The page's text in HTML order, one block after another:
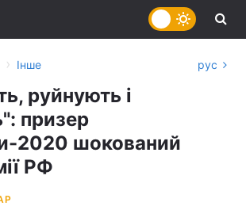
› Інше рус
руйнують і
призер
2020 шокований
РФ